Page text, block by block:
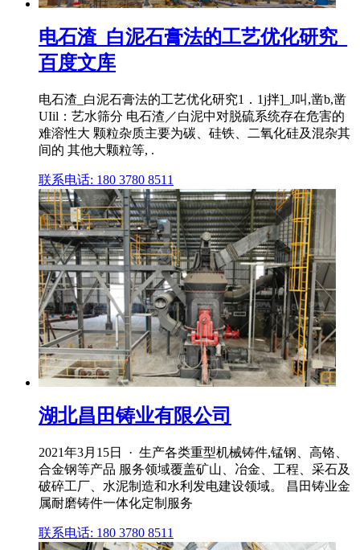
电石渣_白泥石膏法的工艺优化研究_
百度文库
电石渣_白泥石膏法的工艺优化研究1．1j拌]_J叫,凿b,凿
UIil：艺水筛分 电石渣／白泥中对脱硫系统存在危害的
难溶性大 颗粒杂质主要为碳、硅铁、二氧化硅及混杂其
间的 其他大颗粒等, .
联系电话: 180 3780 8511
湖北昌田铸业有限公司
2021年3月15日 · 生产各类重型机械铸件,锰钢、高铬、
合金钢等产品 服务领域覆盖矿山、冶金、工程、采石及
破碎工厂、水泥制造和水利发电建设领域。 昌田铸业金
属耐磨铸件一体化定制服务
联系电话: 180 3780 8511